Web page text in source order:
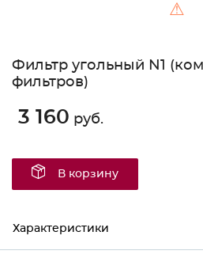
⚠
Фильтр угольный N1
фильтров)
3 160 руб.
В корзину
Характеристики